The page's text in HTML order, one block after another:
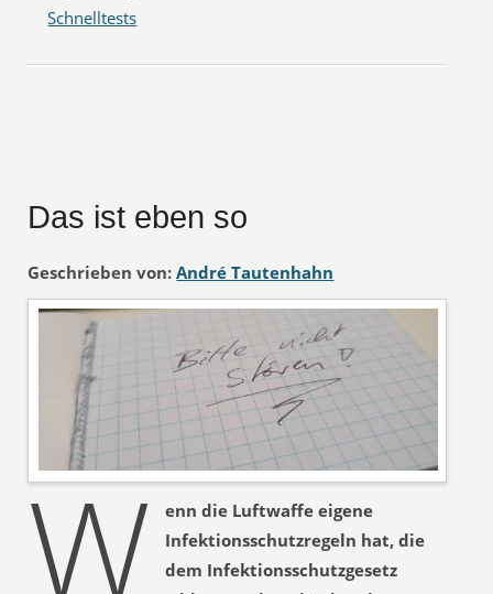
Schnelltests
Das ist eben so
Geschrieben von: André Tautenhahn
W
enn die Luftwaffe eigene
Infektionsschutzregeln hat, die
dem Infektionsschutzgesetz